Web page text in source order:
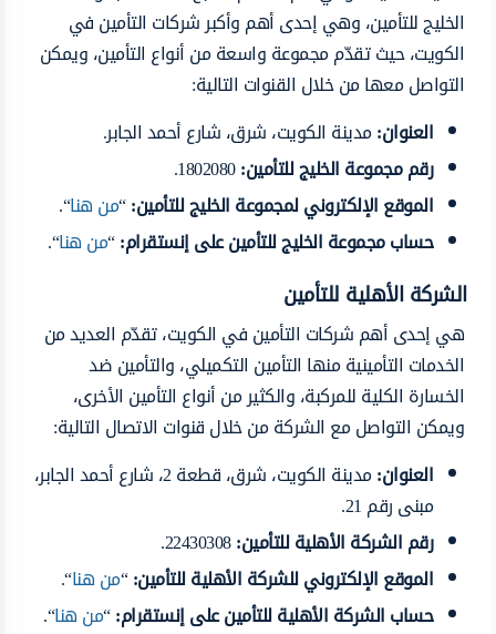
الخليج للتأمين، وهي إحدى أهم وأكبر شركات التأمين في
الكويت، حيث تقدّم مجموعة واسعة من أنواع التأمين، ويمكن
التواصل معها من خلال القنوات التالية:
العنوان:مدينة الكويت، شرق، شارع أحمد الجابر.
رقم مجموعة الخليج للتأمين:
1802080.
الموقع الإلكتروني لمجموعة الخليج للتأمين:
“من هنا“.
حساب مجموعة الخليج للتأمين على إنستقرام:
“من هنا“.
الشركة الأهلية للتأمين
هي إحدى أهم شركات التأمين في الكويت، تقدّم العديد من
الخدمات التأمينية منها التأمين التكميلي، والتأمين ضد
الخسارة الكلية للمركبة، والكثير من أنواع التأمين الأخرى،
ويمكن التواصل مع الشركة من خلال قنوات الاتصال التالية:
العنوان:
مدينة الكويت، شرق، قطعة 2، شارع أحمد الجابر،
مبنى رقم 21.
رقم الشركة الأهلية للتأمين:
22430308.
الموقع الإلكتروني للشركة الأهلية للتأمين:
“من هنا“.
حساب الشركة الأهلية للتأمين على إنستقرام:
“من هنا“.